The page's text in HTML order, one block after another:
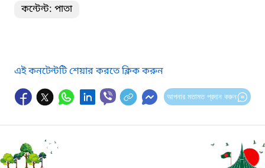
কন্টেন্ট: পাতা
এই কনটেন্টটি শেয়ার করতে ক্লিক করুন
আপনার মতামত প্রদান করুন